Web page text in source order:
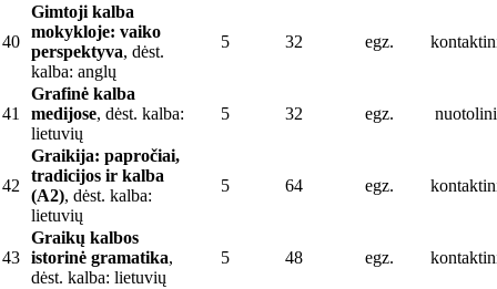
40
Gimtoji kalba
mokykloje: vaiko
perspektyva, dėst.
kalba: anglų
5 32 egz.
41
Grafinė kalba
medijose, dėst. kalba:
lietuvių
5 32 egz.
42
Graikija: papročiai,
tradicijos ir kalba
(A2), dėst. kalba:
lietuvių
5 64 egz.
43
Graikų kalbos
istorinė gramatika,
dėst. kalba: lietuvių
5 48 egz.